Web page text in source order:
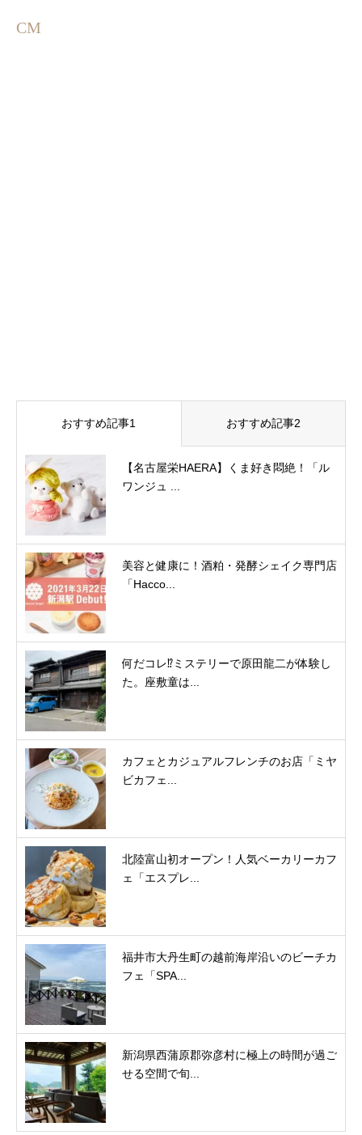
CM
おすすめ記事1 おすすめ記事2
【名古屋栄HAERA】くま好き悶絶！「ル
ワンジュ ...
美容と健康に！酒粕・発酵シェイク専門店
「Hacco...
何だコレ⁉ミステリーで原田龍二が体験し
た。座敷童は...
カフェとカジュアルフレンチのお店「ミヤ
ビカフェ...
北陸富山初オープン！人気ベーカリーカフ
ェ「エスプレ...
福井市大丹生町の越前海岸沿いのビーチカ
フェ「SPA...
新潟県西蒲原郡弥彦村に極上の時間が過ご
せる空間で旬...